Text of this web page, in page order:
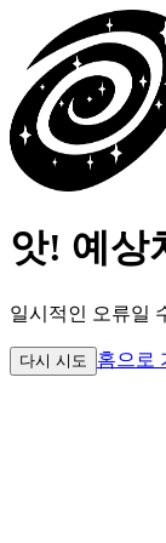
앗! 예상
일시적인 오류일
다시 시도 홈으로